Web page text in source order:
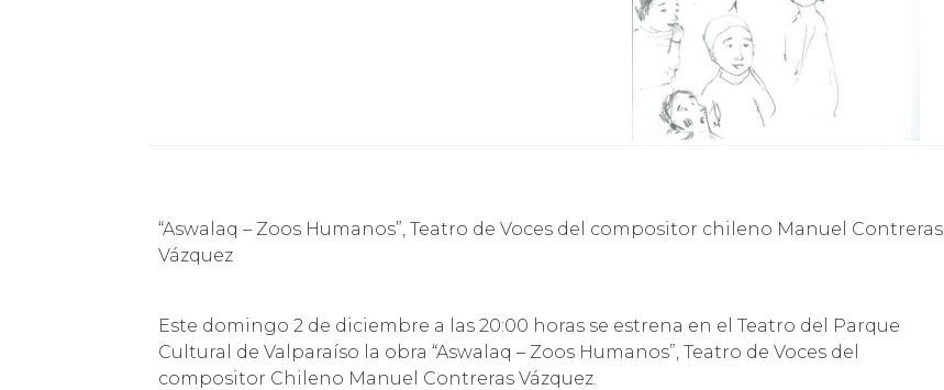
“Aswalaq – Zoos Humanos”, Teatro de Voces del compositor chileno Manuel Contreras
Vázquez
Este domingo 2 de diciembre a las 20:00 horas se estrena en el Teatro del Parque
Cultural de Valparaíso la obra “Aswalaq – Zoos Humanos”, Teatro de Voces del
compositor Chileno Manuel Contreras Vázquez.